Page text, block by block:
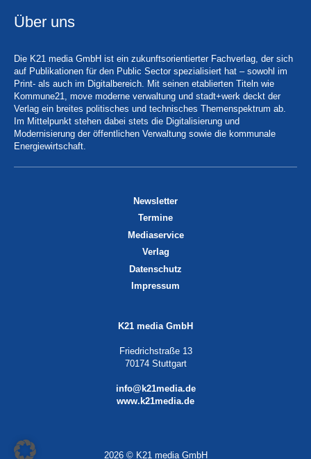
Über uns
Die K21 media GmbH ist ein zukunftsorientierter Fachverlag, der sich
auf Publikationen für den Public Sector spezialisiert hat – sowohl im
Print- als auch im Digitalbereich. Mit seinen etablierten Titeln wie
Kommune21, move moderne verwaltung und stadt+werk deckt der
Verlag ein breites politisches und technisches Themenspektrum ab.
Im Mittelpunkt stehen dabei stets die Digitalisierung und
Modernisierung der öffentlichen Verwaltung sowie die kommunale
Energiewirtschaft.
Newsletter
Termine
Mediaservice
Verlag
Datenschutz
Impressum
K21 media GmbH
Friedrichstraße 13
70174 Stuttgart
info@k21media.de
www.k21media.de
2026 © K21 media GmbH